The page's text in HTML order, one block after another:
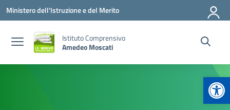
Vai ai contenuti
Vai al menu di navigazione
Vai al footer
Ministero dell'Istruzione e del Merito
Istituto Comprensivo
Amedeo Moscati